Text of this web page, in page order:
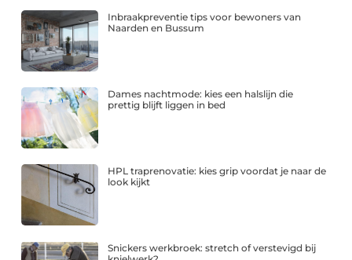
Inbraakpreventie tips voor bewoners van
Naarden en Bussum
Dames nachtmode: kies een halslijn die
prettig blijft liggen in bed
HPL traprenovatie: kies grip voordat je naar de
look kijkt
Snickers werkbroek: stretch of verstevigd bij